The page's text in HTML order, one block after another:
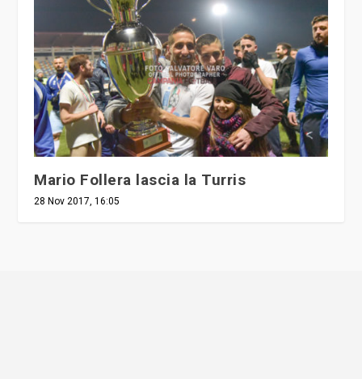
Mario Follera lascia la Turris
28 Nov 2017, 16:05